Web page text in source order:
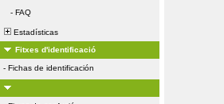
- FAQ
Estadísticas
Fitxes d'identificació
- Fichas de identificación